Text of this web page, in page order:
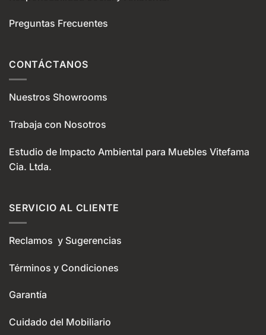
Preguntas Frecuentes
CONTÁCTANOS
Nuestros Showrooms
Trabaja con Nosotros
Estudio de Impacto Ambiental para Muebles Vitefama
Cia. Ltda.
SERVICIO AL CLIENTE
Reclamos y Sugerencias
Términos y Condiciones
Garantía
Cuidado del Mobiliario